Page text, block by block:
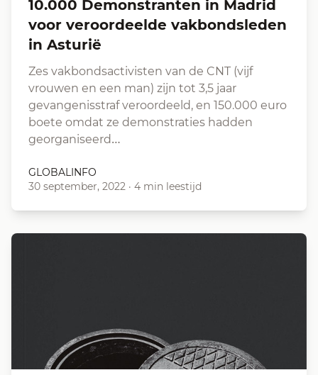
10.000 Demonstranten in Madrid
voor veroordeelde vakbondsleden
in Asturië
Zes vakbondsactivisten van de CNT (vijf
vrouwen en een man) zijn tot 3,5 jaar
gevangenisstraf veroordeeld, en 150.000 euro
boete omdat ze demonstraties hadden
georganiseerd…
GLOBALINFO
30 september, 2022 · 4 min leestijd